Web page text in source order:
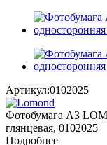
Артикул:0102025
Фотобумага A3
глянцевая, 0102025
Подробнее